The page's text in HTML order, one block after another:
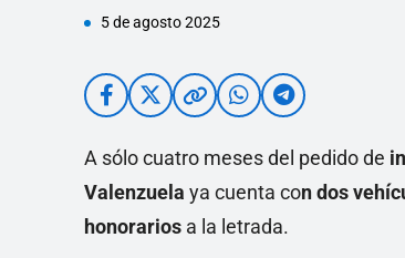
5 de agosto 2025
A sólo cuatro meses del pedido de
Valenzuela ya cuenta con dos
honorarios a la letrada.